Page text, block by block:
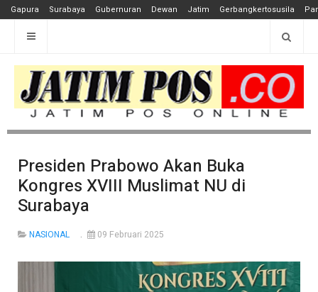
Gapura Surabaya Gubernuran Dewan Jatim Gerbangkertosusila
Presiden Prabowo Akan Buka
Kongres XVIII Muslimat NU di
Surabaya
NASIONAL 09 Februari 2025